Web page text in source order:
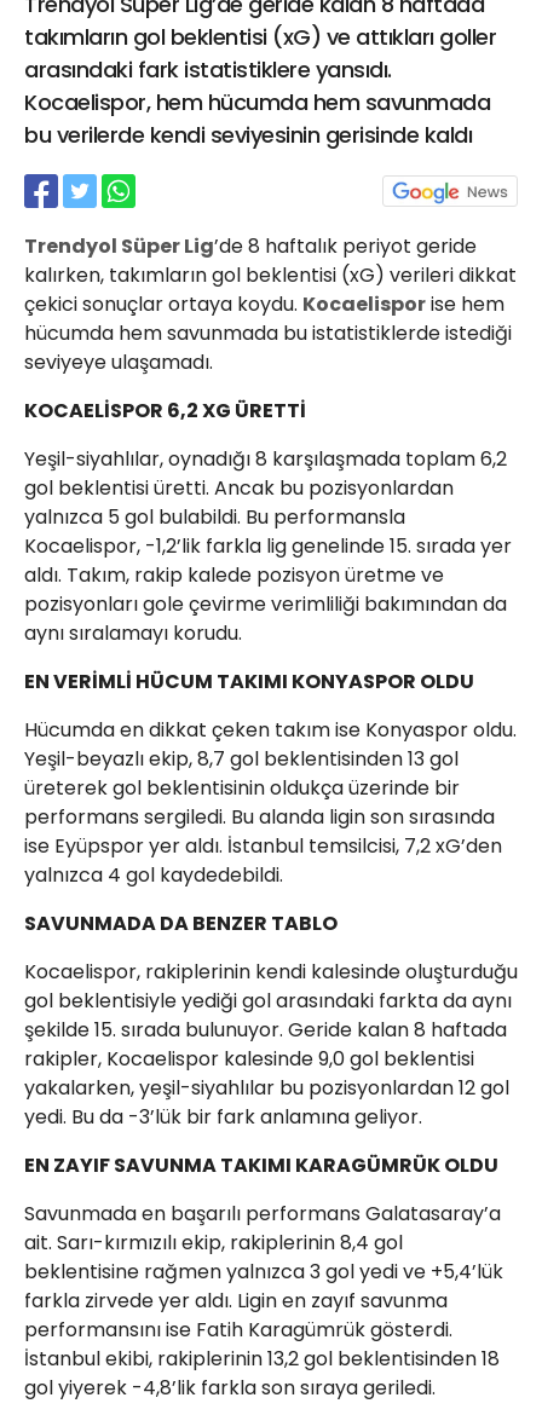
takımların gol beklentisi (xG) ve attıkları goller
arasındaki fark istatistiklere yansıdı.
Kocaelispor, hem hücumda hem savunmada
bu verilerde kendi seviyesinin gerisinde kaldı
Trendyol Süper Lig’de 8 haftalık periyot geride
kalırken, takımların gol beklentisi (xG) verileri dikkat
çekici sonuçlar ortaya koydu. Kocaelisporise hem
hücumda hem savunmada bu istatistiklerde istediği
seviyeye ulaşamadı.
KOCAELİSPOR 6,2 XG ÜRETTİ
Yeşil-siyahlılar, oynadığı 8 karşılaşmada toplam 6,2
gol beklentisi üretti. Ancak bu pozisyonlardan
yalnızca 5 gol bulabildi. Bu performansla
Kocaelispor, -1,2’lik farkla lig genelinde 15. sırada yer
aldı. Takım, rakip kalede pozisyon üretme ve
pozisyonları gole çevirme verimliliği bakımından da
aynı sıralamayı korudu.
EN VERİMLİ HÜCUM TAKIMI KONYASPOR OLDU
Hücumda en dikkat çeken takım ise Konyaspor oldu.
Yeşil-beyazlı ekip, 8,7 gol beklentisinden 13 gol
üreterek gol beklentisinin oldukça üzerinde bir
performans sergiledi. Bu alanda ligin son sırasında
ise Eyüpspor yer aldı. İstanbul temsilcisi, 7,2 xG’den
yalnızca 4 gol kaydedebildi.
SAVUNMADA DA BENZER TABLO
Kocaelispor, rakiplerinin kendi kalesinde oluşturduğu
gol beklentisiyle yediği gol arasındaki farkta da aynı
şekilde 15. sırada bulunuyor. Geride kalan 8 haftada
rakipler, Kocaelispor kalesinde 9,0 gol beklentisi
yakalarken, yeşil-siyahlılar bu pozisyonlardan 12 gol
yedi. Bu da -3’lük bir fark anlamına geliyor.
EN ZAYIF SAVUNMA TAKIMI KARAGÜMRÜK OLDU
Savunmada en başarılı performans Galatasaray’a
ait. Sarı-kırmızılı ekip, rakiplerinin 8,4 gol
beklentisine rağmen yalnızca 3 gol yedi ve +5,4’lük
farkla zirvede yer aldı. Ligin en zayıf savunma
performansını ise Fatih Karagümrük gösterdi.
İstanbul ekibi, rakiplerinin 13,2 gol beklentisinden 18
gol yiyerek -4,8’lik farkla son sıraya geriledi.
21 Gölcük
02624132333
haber@golcukpostasi.com